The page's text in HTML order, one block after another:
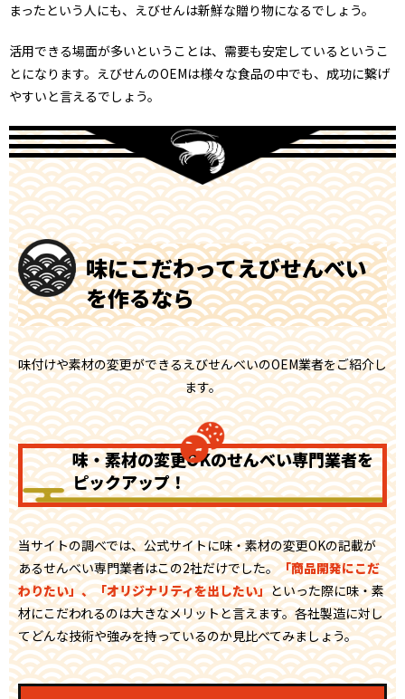
まったという人にも、えびせんは新鮮な贈り物になるでしょう。
活用できる場面が多いということは、需要も安定しているというこ
とになります。えびせんのOEMは様々な食品の中でも、成功に繋げ
やすいと言えるでしょう。
味にこだわってえびせんべい
を作るなら
味付けや素材の変更ができるえびせんべいのOEM業者をご紹介し
ます。
味・素材の変更OKのせんべい専門業者を
ピックアップ！
当サイトの調べでは、公式サイトに味・素材の変更OKの記載が
あるせんべい専門業者はこの2社だけでした。「商品開発にこだ
わりたい」、「オリジナリティを出したい」といった際に味・素
材にこだわれるのは大きなメリットと言えます。各社製造に対し
てどんな技術や強みを持っているのか見比べてみましょう。